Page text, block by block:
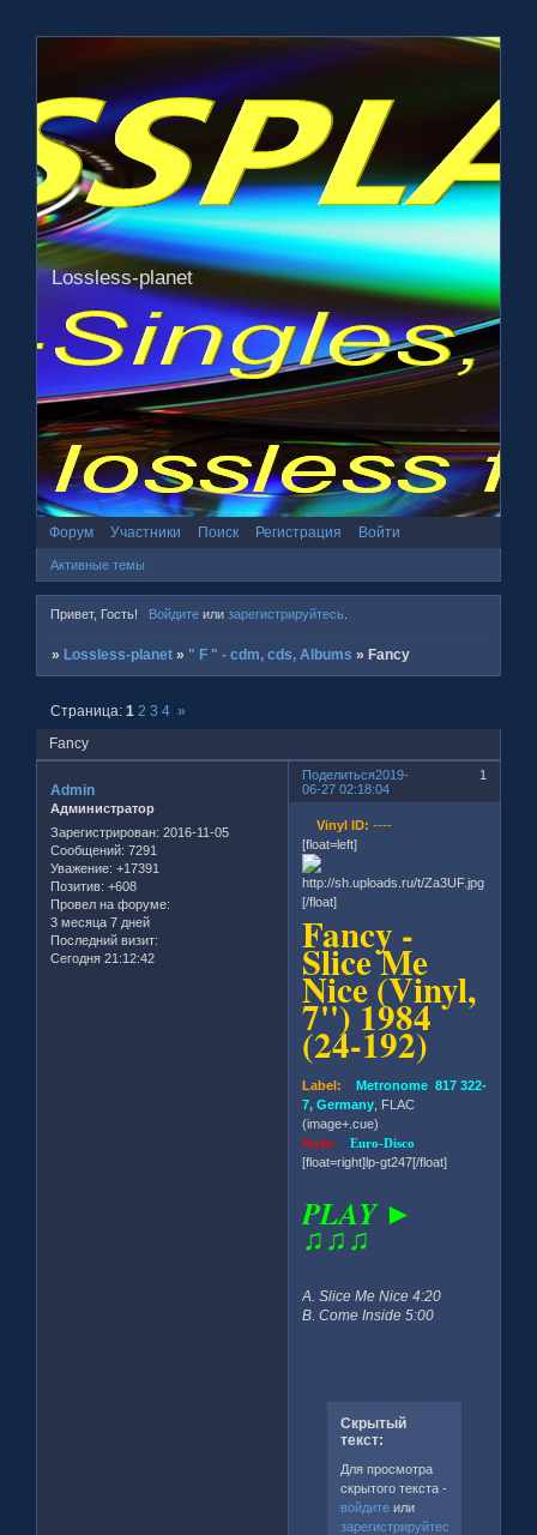
Lossless-planet
Форум Участники Поиск Регистрация Войти
Активные темы
Привет, Гость! Войдитеили зарегистрируйтесь.
» Lossless-planet » " F " - cdm, cds, Albums » Fancy
Fancy
Страница:1 2 3 4 »
Поделиться 1
2019-
06-27 02:18:04
Admin
Администратор
Зарегистрирован: 2016-11-05
Сообщений: 7291
Уважение: +17391
Позитив: +608
Провел на форуме:
3 месяца 7 дней
Последний визит:
Сегодня 21:12:42
Vinyl ID: ----
[float=left]
[/float]
Fancy -
Slice Me
Nice (Vinyl,
7'') 1984
(24-192)
Label: Metronome 817 322-
7, Germany , FLAC
(image+.cue)
Style:Euro-Disco
[float=right]lp-gt247[/float]
PLAY ►
♫♫♫
A. Slice Me Nice 4:20
B. Come Inside 5:00
Скрытый
текст:
Для просмотра
скрытого текста -
войдитеили
зарегистрируйтесь